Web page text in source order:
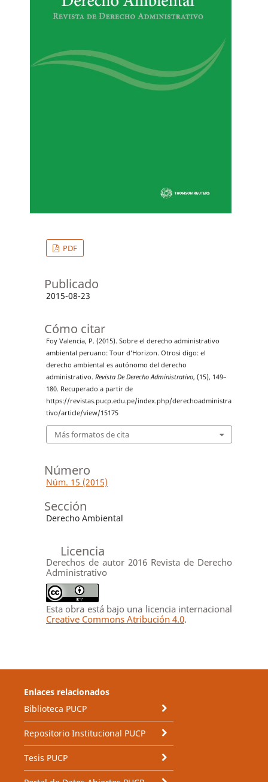
PDF
Publicado
2015-08-23
Cómo citar
Foy Valencia, P. (2015). Sobre el derecho administrativo
ambiental peruano: Tour d’Horizon. Otrosi digo: el
derecho ambiental es autónomo del derecho
administrativo. Revista De Derecho Administrativo, (15), 149–
180. Recuperado a partir de
https://revistas.pucp.edu.pe/index.php/derechoadministra
tivo/article/view/15175
Más formatos de cita
Número
Núm. 15 (2015)
Sección
Derecho Ambiental
Licencia
Derechos de autor 2016 Revista de Derecho
Administrativo
Esta obra está bajo una licencia internacional
Creative Commons Atribución 4.0.
Enlaces relacionados
Biblioteca PUCP
Repositorio Institucional PUCP
Tesis PUCP